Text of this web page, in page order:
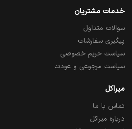
پایه سقفی
پرده نمایش
تبلت و موبایل تجهیزات پسیو شبکه
تلویزیون
درایو نوری
خدمات مشتریان
سوالات متداول
پیگیری سفارشات
سیاست حریم خصوصی
سیاست مرجوعی و عودت
میراکل
تماس با ما
درباره میراکل